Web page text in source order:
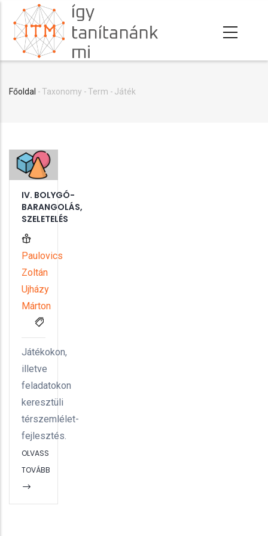
Ugrás
tartalomra
Morzsa
Főoldal -Taxonomy -Term - Játék
IV. BOLYGÓ-
BARANGOLÁS,
SZELETELÉS
Paulovics
Zoltán
Ujházy
Márton
Játékokon,
illetve
feladatokon
keresztüli
térszemlélet-
fejlesztés.
OLVASS
TOVÁBB